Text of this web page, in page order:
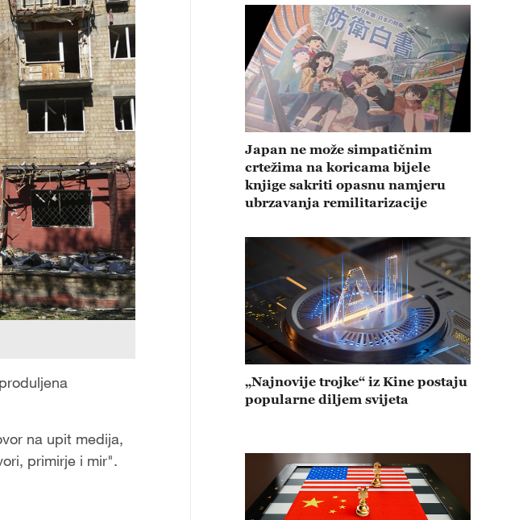
na upit medija,
primirje i mir".
Japan ne može simpatičnim
crtežima na koricama bijele
knjige sakriti opasnu namjeru
ubrzavanja remilitarizacije
„Najnovije trojke“ iz Kine postaju
popularne diljem svijeta